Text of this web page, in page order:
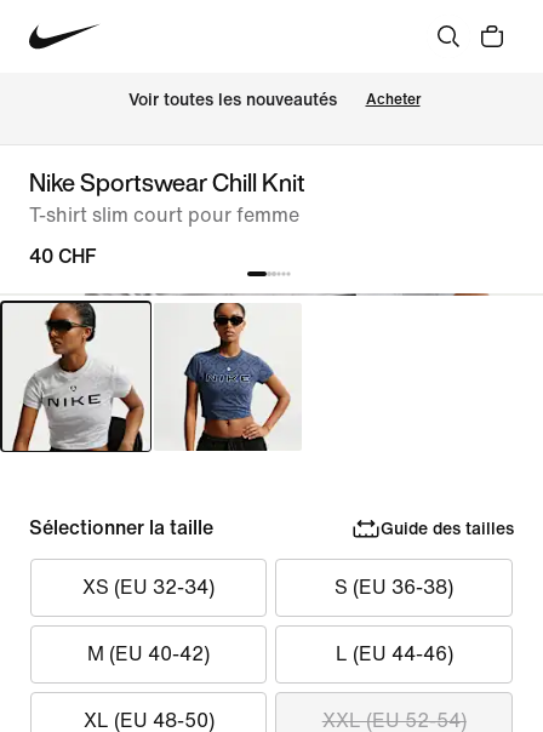
Voir toutes les nouveautés Acheter
Nike Sportswear Chill Knit
T-shirt slim court pour femme
40 CHF
Sélectionner la taille Guide des tailles
XS (EU 32-34) S (EU 36-38)
M (EU 40-42) L (EU 44-46)
XL (EU 48-50) XXL (EU 52-54)